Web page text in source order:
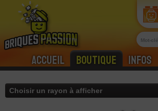
Accueil Boutique Infos